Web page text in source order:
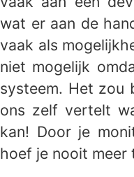
wat er aan de
vaak als
niet mogelijk
systeem. Het zou
ons zelf vertelt
kan! Door je
hoef je nooit meer